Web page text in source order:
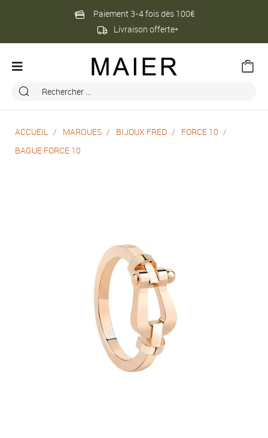
Paiement 3-4 fois dès 100€
Livraison offerte*
ACCUEIL MARQUES BIJOUX FRED
FORCE 10
BAGUE FORCE 10